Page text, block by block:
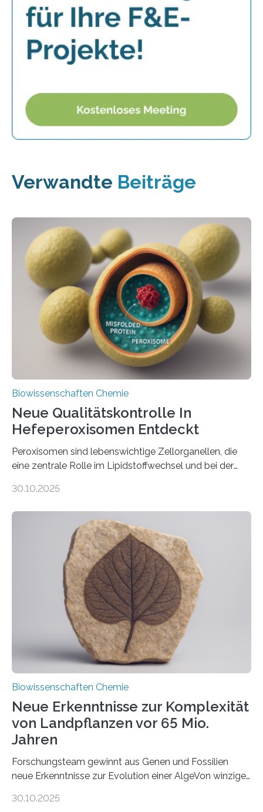
Verwandte Beiträge
Biowissenschaften Chemie
Neue Qualitätskontrolle In
Hefeperoxisomen Entdeckt
Peroxisomen sind lebenswichtige Zellorganellen, die
eine zentrale Rolle im Lipidstoffwechsel und bei der
erfüllen können, müssen zahlreiche Enzyme präzise in
der Ruhr-Universität Bochum um Prof. Dr. Ralf Erdmann
und Dr. Ismaila Francis Yusuf hat nun einen bislang
unbekannten Qualitätskontrollmechanismus des
peroxisomalen Proteintransports in der Bäckerhefe
Saccharomyces cerevisiae entdeckt, der für die
Funktionsfähigkeit der Organellen entscheidend ist. Die
Studie wurde am 28. Oktober 2025 in der
Fachzeitschrift…
30.10.2025
Biowissenschaften Chemie
Neue Erkenntnisse zur Komplexität
von Landpflanzen vor 65 Mio.
Jahren
Forschungsteam gewinnt aus Genen und Fossilien
neue Erkenntnisse zur Evolution einer AlgeVon winzigen
Landpflanzen zählen zu den komplexesten
30.10.2025